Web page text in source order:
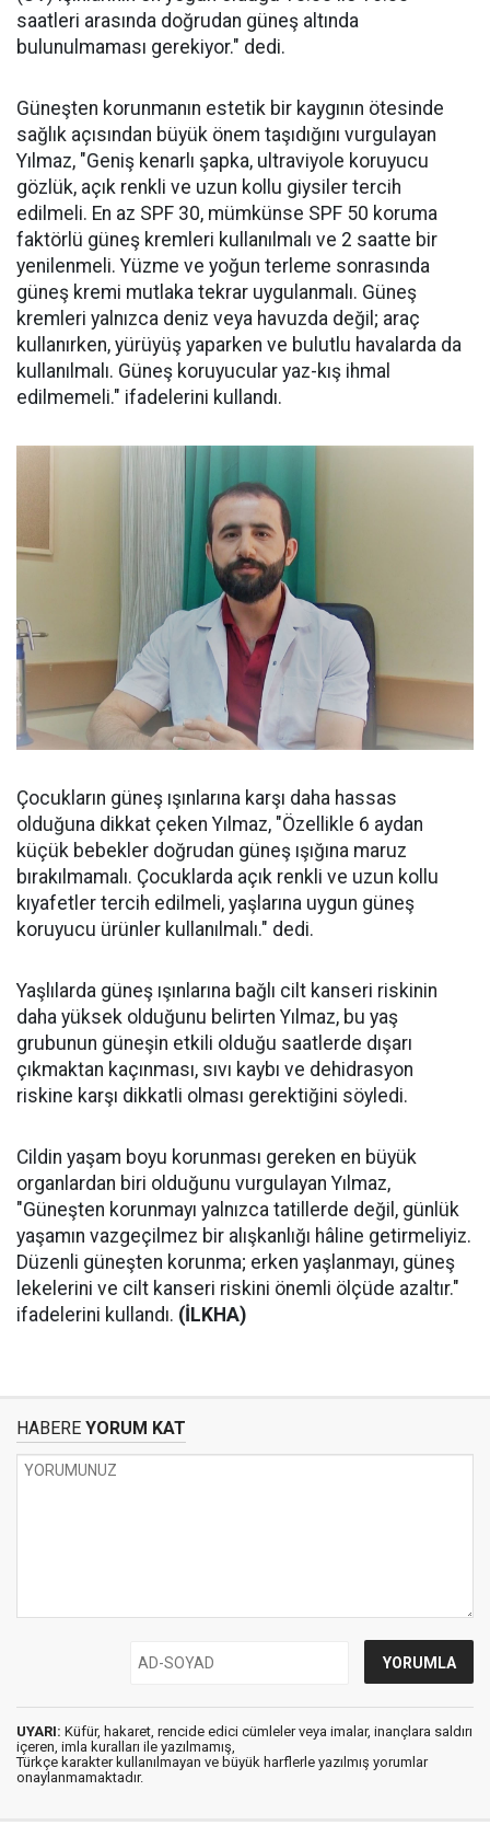
saatleri arasında doğrudan güneş altında
bulunulmaması gerekiyor." dedi.
Güneşten korunmanın estetik bir kaygının ötesinde
sağlık açısından büyük önem taşıdığını vurgulayan
Yılmaz, "Geniş kenarlı şapka, ultraviyole koruyucu
gözlük, açık renkli ve uzun kollu giysiler tercih
edilmeli. En az SPF 30, mümkünse SPF 50 koruma
faktörlü güneş kremleri kullanılmalı ve 2 saatte bir
yenilenmeli. Yüzme ve yoğun terleme sonrasında
güneş kremi mutlaka tekrar uygulanmalı. Güneş
kremleri yalnızca deniz veya havuzda değil; araç
kullanırken, yürüyüş yaparken ve bulutlu havalarda da
kullanılmalı. Güneş koruyucular yaz-kış ihmal
edilmemeli." ifadelerini kullandı.
Çocukların güneş ışınlarına karşı daha hassas
olduğuna dikkat çeken Yılmaz, "Özellikle 6 aydan
küçük bebekler doğrudan güneş ışığına maruz
bırakılmamalı. Çocuklarda açık renkli ve uzun kollu
kıyafetler tercih edilmeli, yaşlarına uygun güneş
koruyucu ürünler kullanılmalı." dedi.
Yaşlılarda güneş ışınlarına bağlı cilt kanseri riskinin
daha yüksek olduğunu belirten Yılmaz, bu yaş
grubunun güneşin etkili olduğu saatlerde dışarı
çıkmaktan kaçınması, sıvı kaybı ve dehidrasyon
riskine karşı dikkatli olması gerektiğini söyledi.
Cildin yaşam boyu korunması gereken en büyük
organlardan biri olduğunu vurgulayan Yılmaz,
"Güneşten korunmayı yalnızca tatillerde değil, günlük
yaşamın vazgeçilmez bir alışkanlığı hâline getirmeliyiz.
Düzenli güneşten korunma; erken yaşlanmayı, güneş
lekelerini ve cilt kanseri riskini önemli ölçüde azaltır."
ifadelerini kullandı. (İLKHA)
HABERE YORUM KAT
UYARI: Küfür, hakaret, rencide edici cümleler veya imalar, inançlara saldırı
içeren, imla kuralları ile yazılmamış,
Türkçe karakter kullanılmayan ve büyük harflerle yazılmış yorumlar
onaylanmamaktadır.